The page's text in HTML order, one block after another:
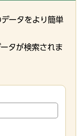
ータをより簡単
タが検索されま